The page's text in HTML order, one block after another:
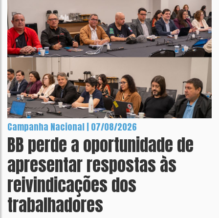
Campanha Nacional | 07/08/2026
BB perde a oportunidade de
apresentar respostas às
reivindicações dos
trabalhadores